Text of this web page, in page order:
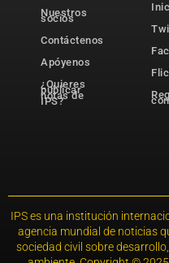
Nuestros
socios
Contáctenos
Apóyenos
¿Quieres
publicar
notas de
IPS?
IPS es una institución
agencia mundial de noticias
sociedad civil sobre